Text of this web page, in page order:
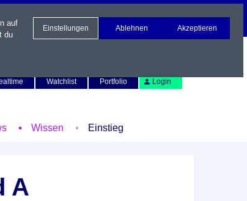
Watchlist Portfolio Login
Wissen Einstieg
A
auf
du
Einstellungen Ablehnen Akzeptieren